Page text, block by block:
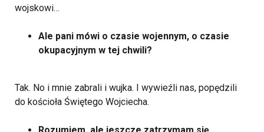
wojskowi…
Ale pani mówi o czasie wojennym, o czasie
okupacyjnym w tej chwili?
Tak. No i mnie zabrali i wujka. I wywieźli nas, popędzili
do kościoła Świętego Wojciecha.